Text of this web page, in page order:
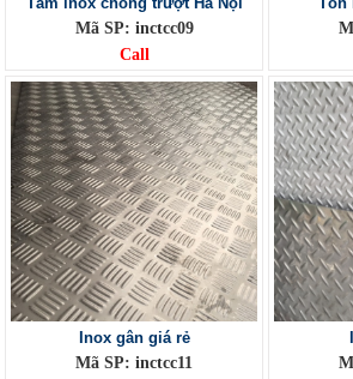
Mã SP: inctcc09
Call
Inox gân giá rẻ
Mã SP: inctcc11